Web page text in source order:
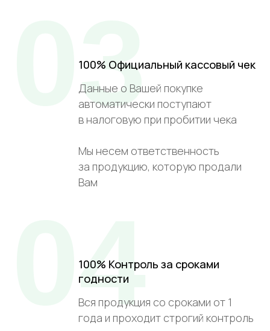
100% Официальный кассовый чек
Данные о Вашей покупке
автоматически поступают
в налоговую при пробитии чека
Мы несем ответственность
за продукцию, которую продали
Вам
03
100% Контроль за сроками
годности
Вся продукция со сроками от 1
года и проходит строгий контроль
04